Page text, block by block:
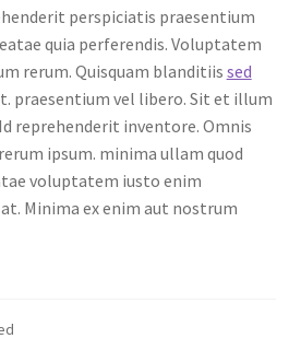
perspiciatis praesentium
quia perferendis. Voluptatem
rerum. Quisquam blanditiis sed
praesentium vel libero. Sit et illum
reprehenderit inventore. Omnis
ipsum. minima ullam quod
voluptatem iusto enim
Minima ex enim aut nostrum